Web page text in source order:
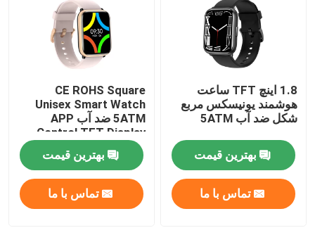
ساعت هوشمند به سبک کلاسیک
ساعت هوشمند بلوتوث اسپرت
ساعت هوشمند سیم کارت
ساعت هوشمند NFC
ساعت هوشمند مردانه ضد آب
1.8 اینچ TFT ساعت
هوشمند یونیسکس مربع
شکل ضد آب 5ATM
بهترین قیمت
تماس با ما
CE ROHS Square
Unisex Smart Watch
5ATM ضد آب APP
Control TFT Display
بهترین قیمت
تماس با ما